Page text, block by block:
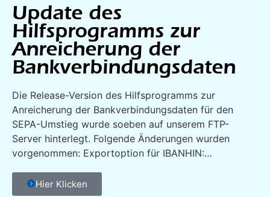
Update des
Hilfsprogramms zur
Anreicherung der
Bankverbindungsdaten
Die Release-Version des Hilfsprogramms zur
Anreicherung der Bankverbindungsdaten für den
SEPA-Umstieg wurde soeben auf unserem FTP-
Server hinterlegt. Folgende Änderungen wurden
vorgenommen: Exportoption für IBANHIN:…
Hier Klicken